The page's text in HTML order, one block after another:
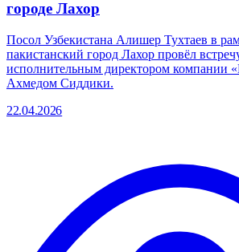
городе Лахор
Посол Узбекистана Алишер Тухтаев в
пакистанский город Лахор провёл
исполнительным директором компании
Ахмедом Сиддики.
22.04.2026